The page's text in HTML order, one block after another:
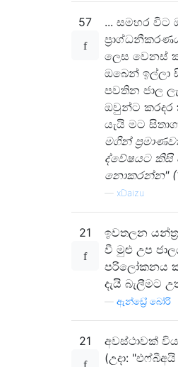
57
... සමහර විට
ලෙස වෙනස්
ඔබෙන් ඉල්ලා
පවතින ජාල
ඔවුන්ට කරදර
යැයි මට
මගින්
ද්වේෂයට
නොකරන්න"
xDaizu
21
ඉවතලන
වී මුළු උප
පරිලෝකනය
දැයි බැලීමට
ඇන්ඩ්‍රේ බෝරි
21
අවස්ථාවක්
(උදා: